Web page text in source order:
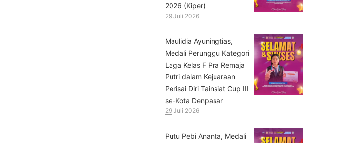
2026 (Kiper)
29 Juli 2026
⁠Maulidia Ayuningtias,
Medali Perunggu Kategori
Laga Kelas F Pra Remaja
Putri dalam Kejuaraan
Perisai Diri Tainsiat Cup III
se-Kota Denpasar
29 Juli 2026
Putu Pebi Ananta, Medali